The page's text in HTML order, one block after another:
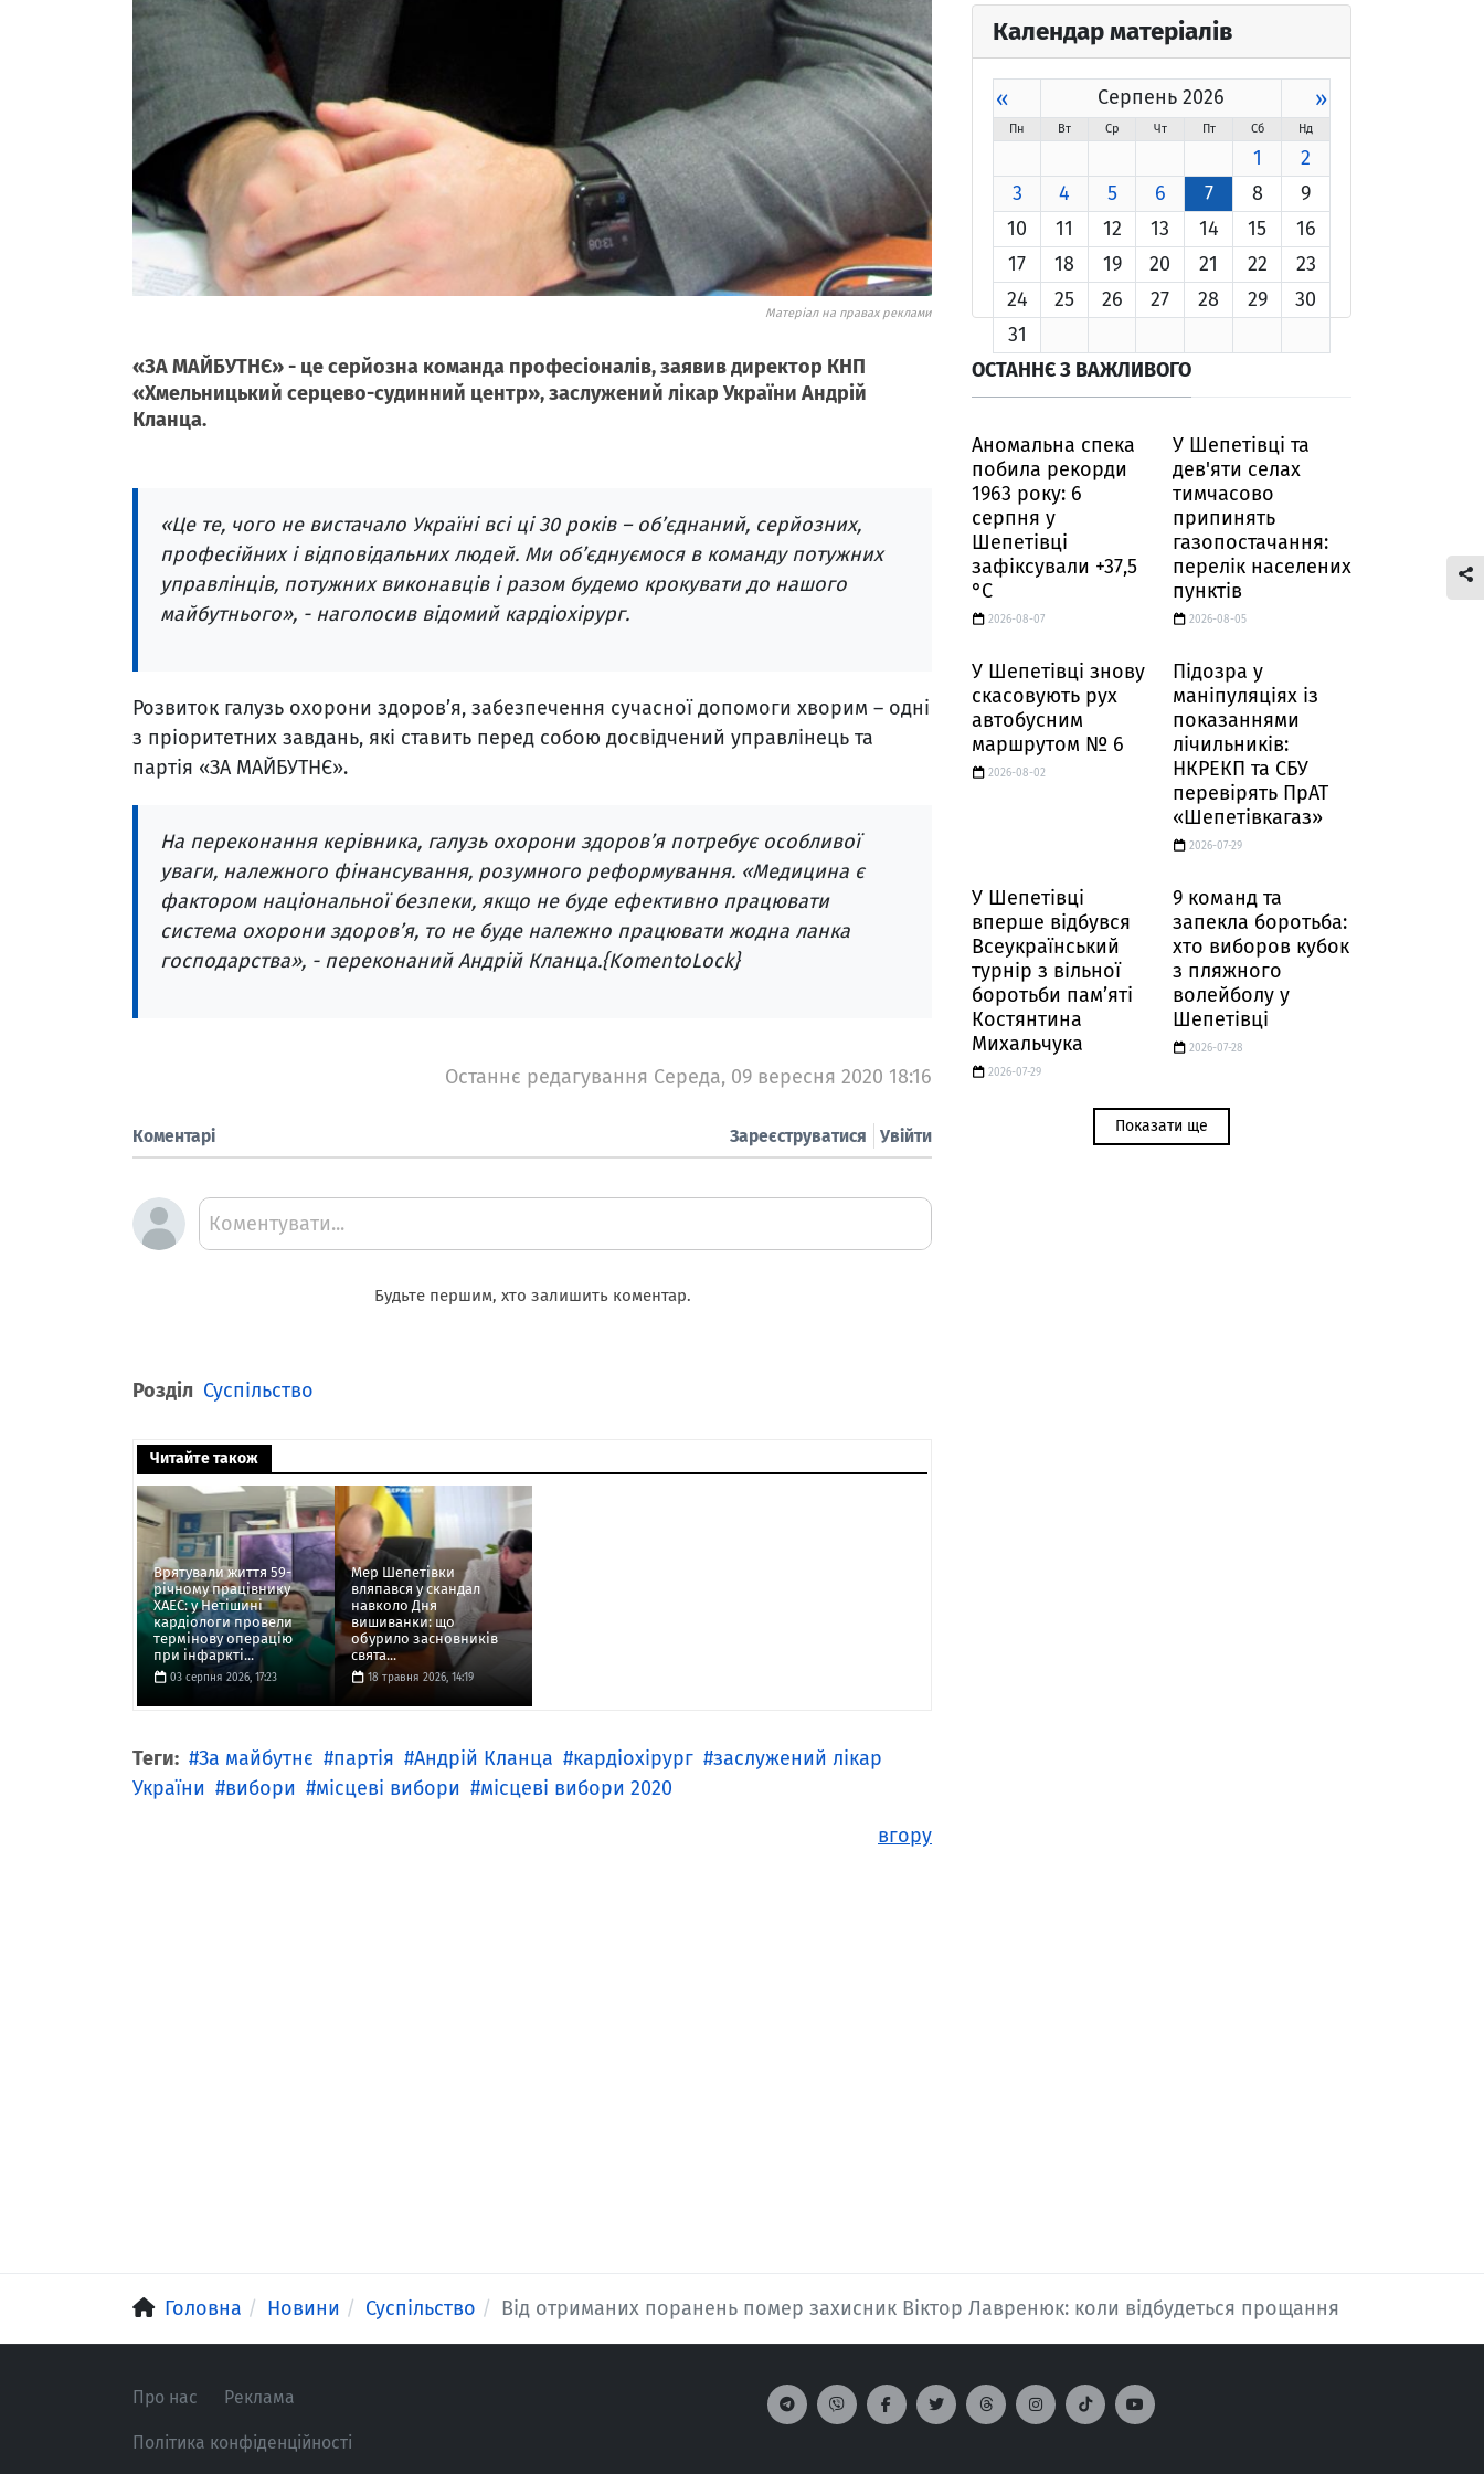
Матеріал на правах реклами
«ЗА МАЙБУТНЄ» - це серйозна команда професіоналів, заявив директор КНП
«Хмельницький серцево-судинний центр», заслужений лікар України Андрій
Кланца.
«Це те, чого не вистачало Україні всі ці 30 років – об’єднаний, серйозних,
професійних і відповідальних людей. Ми об’єднуємося в команду потужних
управлінців, потужних виконавців і разом будемо крокувати до нашого
майбутнього», - наголосив відомий кардіохірург.
Розвиток галузь охорони здоров’я, забезпечення сучасної допомоги хворим – одні
з пріоритетних завдань, які ставить перед собою досвідчений управлінець та
партія «ЗА МАЙБУТНЄ».
На переконання керівника, галузь охорони здоров’я потребує особливої
уваги, належного фінансування, розумного реформування. «Медицина є
фактором національної безпеки, якщо не буде ефективно працювати
система охорони здоров’я, то не буде належно працювати жодна ланка
господарства», - переконаний Андрій Кланца.{KomentoLock}
Останнє редагування Середа, 09 вересня 2020 18:16
Коментарі Увійти
Зареєструватися
Коментувати...
Будьте першим, хто залишить коментар.
Розділ Суспільство
Читайте також
Врятували життя 59-
річному працівнику
ХАЕС: у Нетішині
кардіологи провели
термінову операцію
при інфаркті...
03 серпня 2026, 17:23
Мер Шепетівки
вляпався у скандал
навколо Дня
вишиванки: що
обурило засновників
свята...
18 травня 2026, 14:19
Теги: За майбутнє партія Андрій Кланца кардіохірург
заслужений лікар
України
вибори місцеві вибори
місцеві вибори 2020
вгору
Календар матеріалів
« Серпень 2026 »
Пн Вт Ср Чт Пт Сб Нд
1
2
3
4 5 6 7 8
9
10
11 12 13 14 15
16
17
18 19 20 21 22
23
24
25 26 27 28 29
30
31
ОСТАННЄ З ВАЖЛИВОГО
Аномальна спека
побила рекорди
1963 року: 6
серпня у
Шепетівці
зафіксували +37,5
°C
2026-08-07
У Шепетівці та
дев'яти селах
тимчасово
припинять
газопостачання:
перелік населених
пунктів
2026-08-05
У Шепетівці знову
скасовують рух
автобусним
маршрутом № 6
2026-08-02
Підозра у
маніпуляціях із
показаннями
лічильників:
НКРЕКП та СБУ
перевірять ПрАТ
«Шепетівкагаз»
2026-07-29
У Шепетівці
вперше відбувся
Всеукраїнський
турнір з вільної
боротьби пам’яті
Костянтина
Михальчука
2026-07-29
9 команд та
запекла боротьба:
хто виборов кубок
з пляжного
волейболу у
Шепетівці
2026-07-28
Показати ще
Головна Новини Суспільство Від отриманих поранень помер захисник Віктор Лавренюк: коли відбудеться прощання
Про нас Реклама
Політика конфіденційності